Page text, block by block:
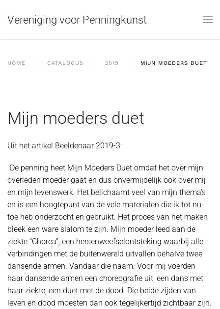
Skip to main content
Vereniging voor Penningkunst
HOME CATALOGUS 2019 MIJN MOEDERS DUET
Mijn moeders duet
Uit het artikel Beeldenaar 2019-3:
"De penning heet Mijn Moeders Duet omdat het over mijn
overleden moeder gaat en dus onvermijdelijk ook over mij
en mijn levenswerk. Het belichaamt veel van mijn thema’s
en is een hoogtepunt van de vele materialen die ik tot nu
toe heb onderzocht en gebruikt. Het proces van het maken
bleek een ware slalom te zijn. Mijn moeder leed aan de
ziekte “Chorea”, een hersenweefselontsteking waarbij alle
verbindingen met de buitenwereld uitvallen behalve twee
dansende armen. Vandaar die naam. Voor mij voerden
haar dansende armen een choreografie uit, een dans met
haar ziekte, een duet met de dood. Die beide zijden van
leven en dood moesten dan ook tegelijkertijd zichtbaar zijn.